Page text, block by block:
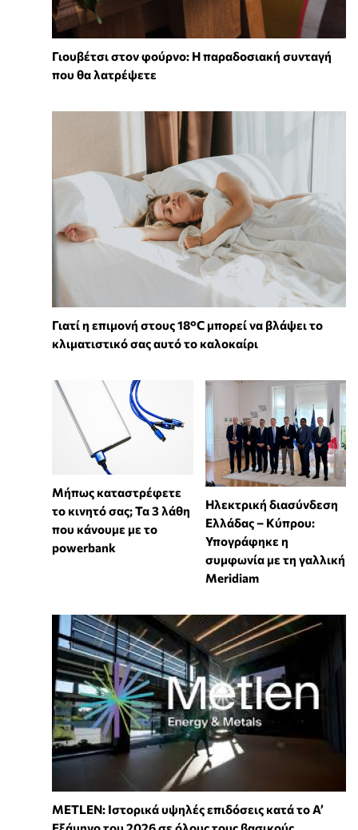
Γιουβέτσι στον φούρνο: Η παραδοσιακή συνταγή
που θα λατρέψετε
Γιατί η επιμονή στους 18°C μπορεί να βλάψει το
κλιματιστικό σας αυτό το καλοκαίρι
Μήπως καταστρέφετε
το κινητό σας; Τα 3 λάθη
που κάνουμε με το
powerbank
Ηλεκτρική διασύνδεση
Ελλάδας – Κύπρου:
Υπογράφηκε η
συμφωνία με τη γαλλική
Meridiam
METLEN: Ιστορικά υψηλές επιδόσεις κατά το Α’